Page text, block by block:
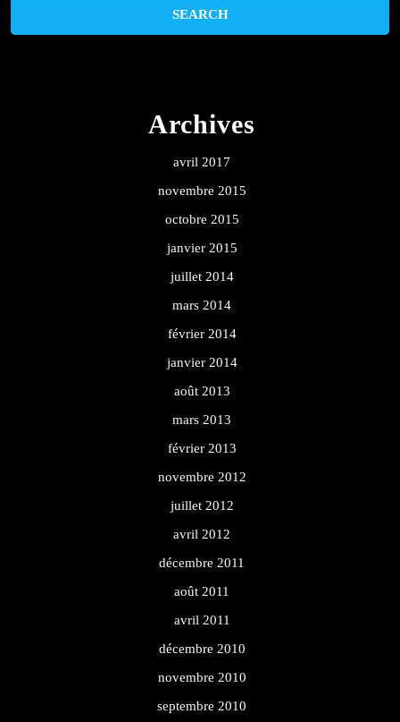
Archives
avril 2017
novembre 2015
octobre 2015
janvier 2015
juillet 2014
mars 2014
février 2014
janvier 2014
août 2013
mars 2013
février 2013
novembre 2012
juillet 2012
avril 2012
décembre 2011
août 2011
avril 2011
décembre 2010
novembre 2010
septembre 2010